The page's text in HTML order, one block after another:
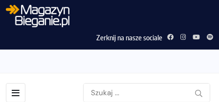
Zerknij na nasze sociale